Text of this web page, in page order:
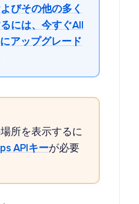
びその他の多く
には、今すぐAll
アップグレード
所を表示するに
APIキーが必要